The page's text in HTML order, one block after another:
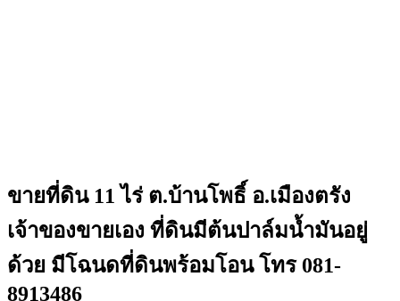
ขายที่ดิน 11 ไร่ ต.บ้านโพธิ์ อ.เมืองตรัง
เจ้าของขายเอง ที่ดินมีต้นปาล์มน้ำมันอยู่
ด้วย มีโฉนดที่ดินพร้อมโอน โทร 081-
8913486